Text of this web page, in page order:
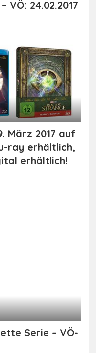
VÖ: 24.02.2017
März 2017 auf
ray erhältlich,
erhältlich!
Serie – VÖ-